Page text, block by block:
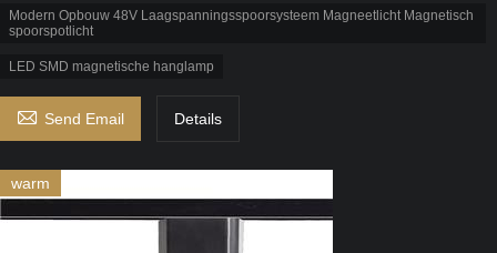
Modern Opbouw 48V Laagspanningsspoorsysteem Magneetlicht Magnetisch
spoorspotlicht
LED SMD magnetische hanglamp
 Send Email Details
warm